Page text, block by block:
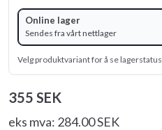
Online lager
Sendes fra vårt nettlager
Velg produktvariant for å se lagerstatus.
355 SEK
eks mva: 284.00 SEK